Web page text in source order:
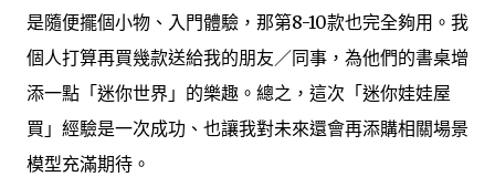
是隨便擺個小物、入門體驗，那第8-10款也完全夠用。我
個人打算再買幾款送給我的朋友／同事，為他們的書桌增
添一點「迷你世界」的樂趣。總之，這次「迷你娃娃屋
買」經驗是一次成功、也讓我對未來還會再添購相關場景
模型充滿期待。